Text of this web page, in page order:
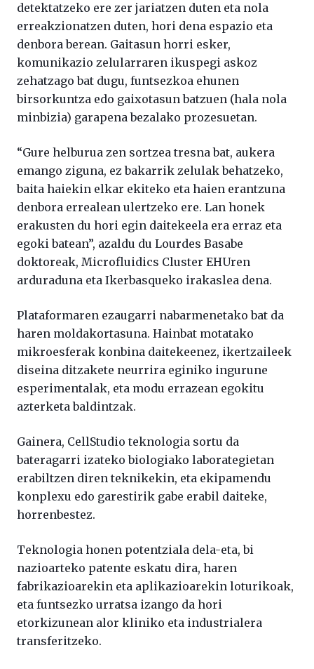
detektatzeko ere zer jariatzen duten eta nola
erreakzionatzen duten, hori dena espazio eta
denbora berean. Gaitasun horri esker,
komunikazio zelularraren ikuspegi askoz
zehatzago bat dugu, funtsezkoa ehunen
birsorkuntza edo gaixotasun batzuen (hala nola
minbizia) garapena bezalako prozesuetan.
“Gure helburua zen sortzea tresna bat, aukera
emango ziguna, ez bakarrik zelulak behatzeko,
baita haiekin elkar ekiteko eta haien erantzuna
denbora errealean ulertzeko ere. Lan honek
erakusten du hori egin daitekeela era erraz eta
egoki batean”, azaldu du Lourdes Basabe
doktoreak, Microfluidics Cluster EHUren
arduraduna eta Ikerbasqueko irakaslea dena.
Plataformaren ezaugarri nabarmenetako bat da
haren moldakortasuna. Hainbat motatako
mikroesferak konbina daitekeenez, ikertzaileek
diseina ditzakete neurrira eginiko ingurune
esperimentalak, eta modu errazean egokitu
azterketa baldintzak.
Gainera, CellStudio teknologia sortu da
bateragarri izateko biologiako laborategietan
erabiltzen diren teknikekin, eta ekipamendu
konplexu edo garestirik gabe erabil daiteke,
horrenbestez.
Teknologia honen potentziala dela-eta, bi
nazioarteko patente eskatu dira, haren
fabrikazioarekin eta aplikazioarekin loturikoak,
eta funtsezko urratsa izango da hori
etorkizunean alor kliniko eta industrialera
transferitzeko.